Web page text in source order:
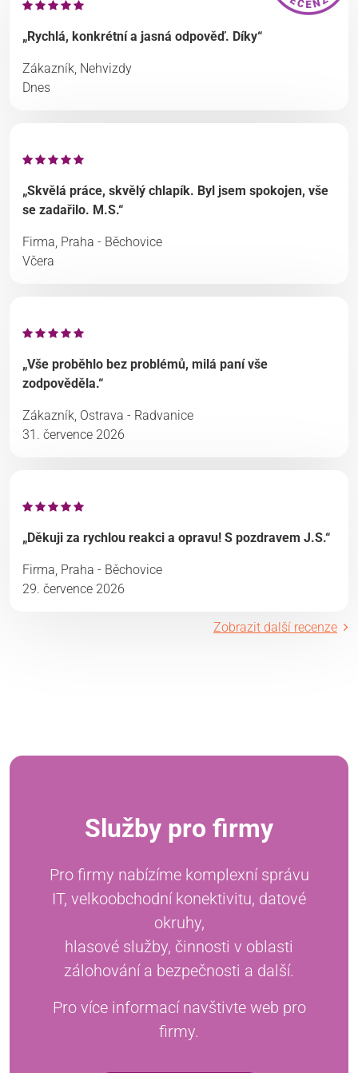
„Rychlá, konkrétní a jasná odpověď. Díky“
Zákazník, Nehvizdy
Dnes
„Skvělá práce, skvělý chlapík. Byl jsem spokojen, vše
se zadařilo. M.S.“
Firma, Praha - Běchovice
Včera
„Vše proběhlo bez problémů, milá paní vše
zodpověděla.“
Zákazník, Ostrava - Radvanice
31. července 2026
„Děkuji za rychlou reakci a opravu! S pozdravem J.S.“
Firma, Praha - Běchovice
29. července 2026
Zobrazit další recenze
Služby pro firmy
Pro firmy nabízíme komplexní správu
IT, velkoobchodní konektivitu, datové
okruhy,
hlasové služby, činnosti v oblasti
zálohování a bezpečnosti a další.
Pro více informací navštivte web pro
firmy.